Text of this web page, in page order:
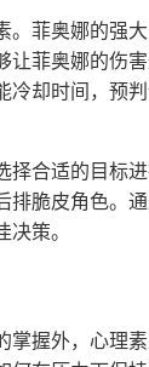
菲奥娜的强
菲奥娜的伤
却时间，预
合适的目标
脆皮角色。
策。
握外，心理